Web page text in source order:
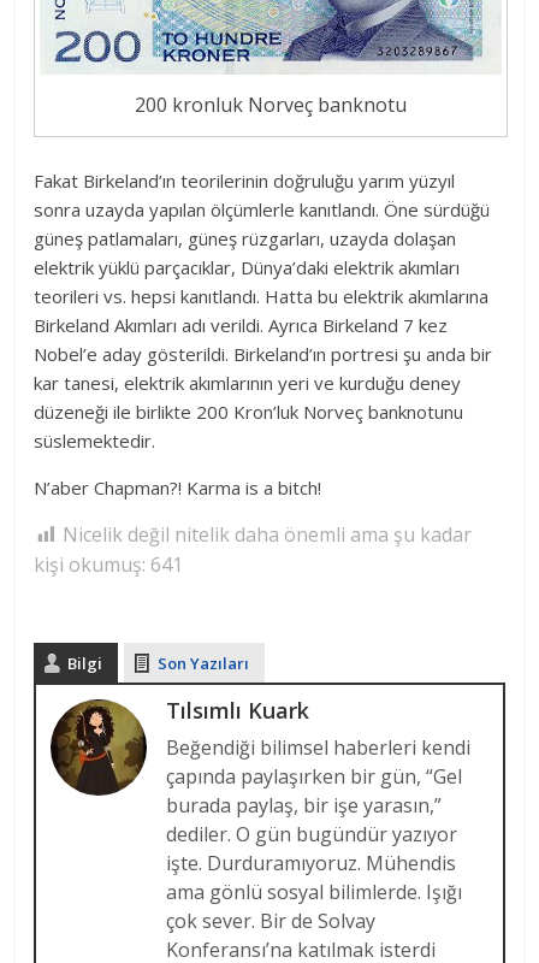
200 kronluk Norveç banknotu
Fakat Birkeland’ın teorilerinin doğruluğu yarım yüzyıl
sonra uzayda yapılan ölçümlerle kanıtlandı. Öne sürdüğü
güneş patlamaları, güneş rüzgarları, uzayda dolaşan
elektrik yüklü parçacıklar, Dünya’daki elektrik akımları
teorileri vs. hepsi kanıtlandı. Hatta bu elektrik akımlarına
Birkeland Akımları adı verildi. Ayrıca Birkeland 7 kez
Nobel’e aday gösterildi. Birkeland’ın portresi şu anda bir
kar tanesi, elektrik akımlarının yeri ve kurduğu deney
düzeneği ile birlikte 200 Kron’luk Norveç banknotunu
süslemektedir.
N’aber Chapman?! Karma is a bitch!
Nicelik değil nitelik daha önemli ama şu kadar
kişi okumuş: 641
Bilgi Son Yazıları
Tılsımlı Kuark
Beğendiği bilimsel haberleri kendi
çapında paylaşırken bir gün, “Gel
burada paylaş, bir işe yarasın,”
dediler. O gün bugündür yazıyor
işte. Durduramıyoruz. Mühendis
ama gönlü sosyal bilimlerde. Işığı
çok sever. Bir de Solvay
Konferansı’na katılmak isterdi